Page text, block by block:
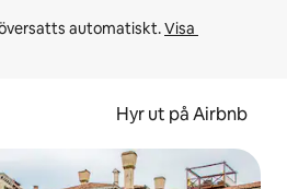
automatiskt. Visa
Hyr ut på Airbnb